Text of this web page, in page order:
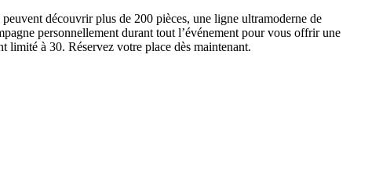
découvrir plus de 200 pièces, une ligne ultramoderne de
personnellement durant tout l’événement pour vous offrir une
limité à 30. Réservez votre place dès maintenant.